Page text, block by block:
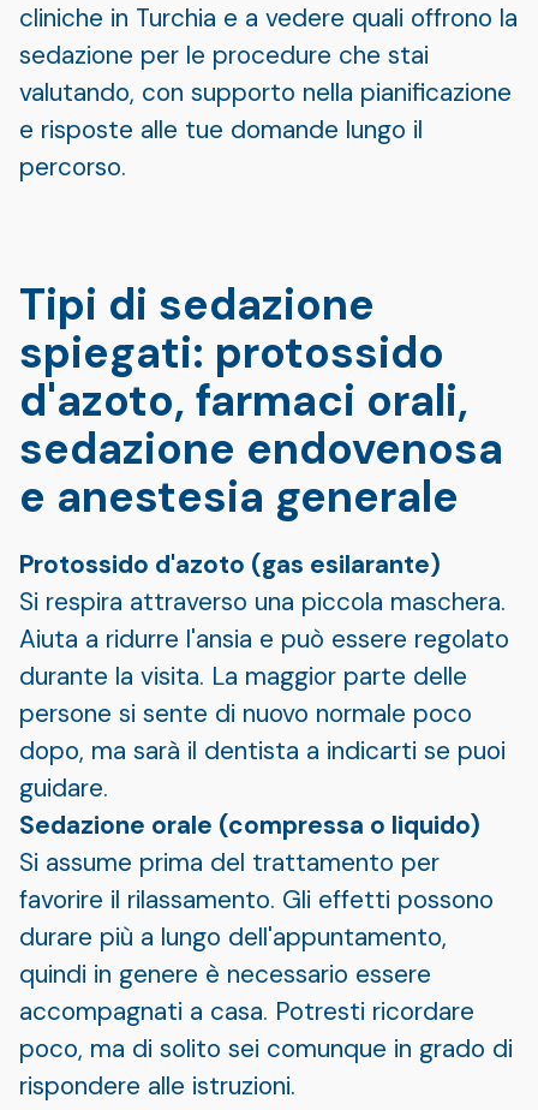
cliniche in Turchia e a vedere quali offrono la
sedazione per le procedure che stai
valutando, con supporto nella pianificazione
e risposte alle tue domande lungo il
percorso.
Tipi di sedazione
spiegati: protossido
d'azoto, farmaci orali,
sedazione endovenosa
e anestesia generale
Protossido d'azoto (gas esilarante)
Si respira attraverso una piccola maschera.
Aiuta a ridurre l'ansia e può essere regolato
durante la visita. La maggior parte delle
persone si sente di nuovo normale poco
dopo, ma sarà il dentista a indicarti se puoi
guidare.
Sedazione orale (compressa o liquido)
Si assume prima del trattamento per
favorire il rilassamento. Gli effetti possono
durare più a lungo dell'appuntamento,
quindi in genere è necessario essere
accompagnati a casa. Potresti ricordare
poco, ma di solito sei comunque in grado di
rispondere alle istruzioni.